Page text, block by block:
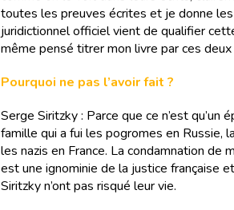
toutes les preuves écrites et je donne
juridictionnel officiel vient de qualifier
même pensé titrer mon livre par ces
Pourquoi ne pas l’avoir fait ?
Serge Siritzky : Parce que ce n’est qu’un
famille qui a fui les pogromes en Russie,
les nazis en France. La condamnation
est une ignominie de la justice française
Siritzky n’ont pas risqué leur vie.